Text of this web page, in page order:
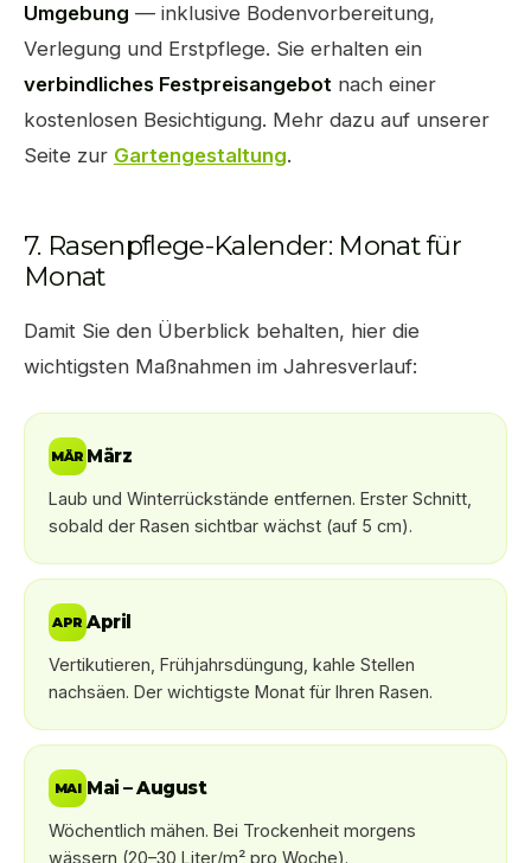
Umgebung — inklusive Bodenvorbereitung,
Verlegung und Erstpflege. Sie erhalten ein
verbindliches Festpreisangebot nach einer
kostenlosen Besichtigung. Mehr dazu auf unserer
Seite zur Gartengestaltung.
7. Rasenpflege-Kalender: Monat für
Monat
Damit Sie den Überblick behalten, hier die
wichtigsten Maßnahmen im Jahresverlauf:
MÄR März
Laub und Winterrückstände entfernen. Erster Schnitt,
sobald der Rasen sichtbar wächst (auf 5 cm).
APR April
Vertikutieren, Frühjahrsdüngung, kahle Stellen
nachsäen. Der wichtigste Monat für Ihren Rasen.
MAI Mai – August
Wöchentlich mähen. Bei Trockenheit morgens
wässern (20–30 Liter/m² pro Woche).